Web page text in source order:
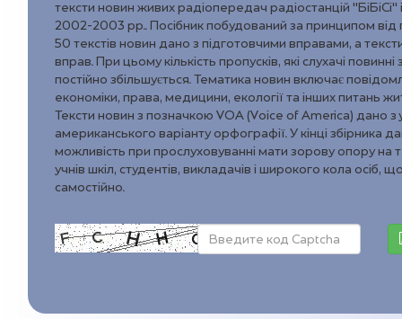
тексти новин живих радіопередач радіостанцій
2002-2003 рр.. Посібник побудований за принципом
50 текстів новин дано з підготовчими вправами, а
вправ. При цьому кількість пропусків, які слухачі
постійно збільшується. Тематика новин включає
економіки, права, медицини, екології та інших питань
Тексти новин з позначкою VOA (Voice of America) дано з
американського варіанту орфографії. У кінці збірника
можливість при прослуховуванні мати зорову опору на
учнів шкіл, студентів, викладачів і широкого кола осіб,
самостійно.